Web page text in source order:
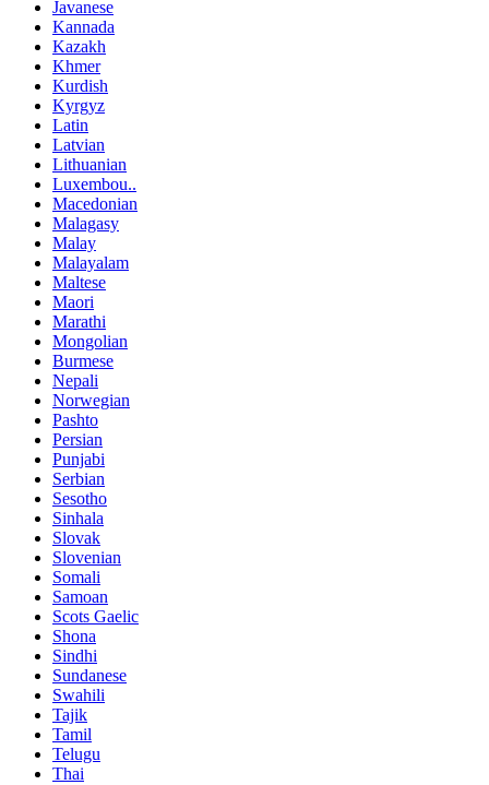
Javanese
Kannada
Kazakh
Khmer
Kurdish
Kyrgyz
Latin
Latvian
Lithuanian
Luxembou..
Macedonian
Malagasy
Malay
Malayalam
Maltese
Maori
Marathi
Mongolian
Burmese
Nepali
Norwegian
Pashto
Persian
Punjabi
Serbian
Sesotho
Sinhala
Slovak
Slovenian
Somali
Samoan
Scots Gaelic
Shona
Sindhi
Sundanese
Swahili
Tajik
Tamil
Telugu
Thai